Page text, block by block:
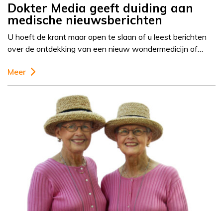
Dokter Media geeft duiding aan
medische nieuwsberichten
U hoeft de krant maar open te slaan of u leest berichten
over de ontdekking van een nieuw wondermedicijn of…
Meer